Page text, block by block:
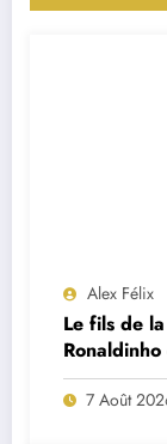
Alex Félix
Le fils de
7 Août